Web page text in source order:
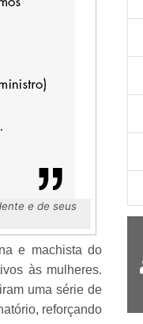
e de seus
e machista do
às mulheres.
uma série de
reforçando